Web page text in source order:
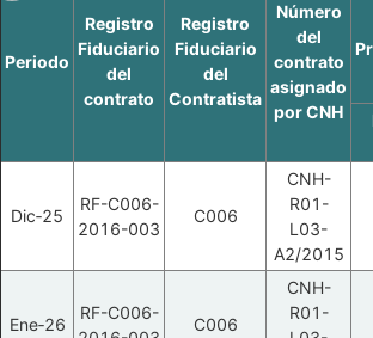
Periodo
Registro
Fiduciario
del
contrato
Registro
Fiduciario
del
Contratista
Número
del
contrato
asignado
por CNH
Dic‑25
RF-C006-
2016-003
C006
CNH-
R01-
L03-
A2/2015
Ene‑26
RF-C006-
C006
CNH-
R01-